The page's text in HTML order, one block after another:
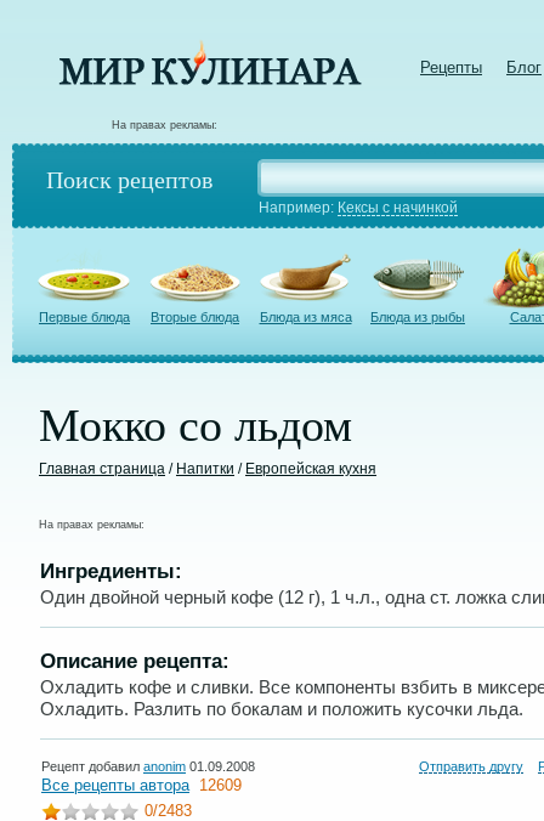
Рецепты Блог
На правах рекламы:
Поиск рецептов
Например: Кексы с начинкой
Первые блюда Вторые блюда Блюда из мяса Блюда из рыбы
Мокко со льдом
Главная страница / Напитки / Европейская кухня
На правах рекламы:
Ингредиенты:
Один двойной черный кофе (12 г), 1 ч.л., одна ст. ложка
Описание рецепта:
Охладить кофе и сливки. Все компоненты взбить в
Охладить. Разлить по бокалам и положить кусочки льда.
Рецепт добавил anonim 01.09.2008 Отправить другу
Все рецепты автора 12609
0/2483